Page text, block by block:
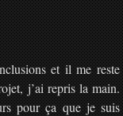
et il me reste
j’ai repris la main.
pour ça que je suis